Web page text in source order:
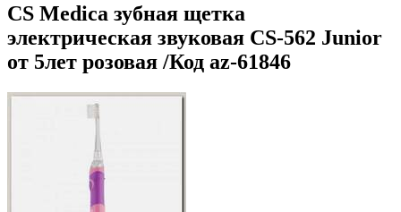
CS Medica зубная щетка
электрическая звуковая CS-562 Junior
от 5лет розовая /Код az-61846